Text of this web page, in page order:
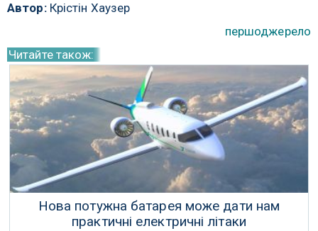
Автор:Крістін Хаузер
першоджерело
Читайте також:
Нова потужна батарея може дати нам
практичні електричні літаки